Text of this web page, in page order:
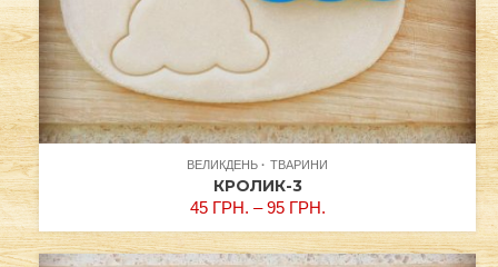
ВЕЛИКДЕНЬ ТВАРИНИ
КРОЛИК-3
45 ГРН. –95 ГРН.